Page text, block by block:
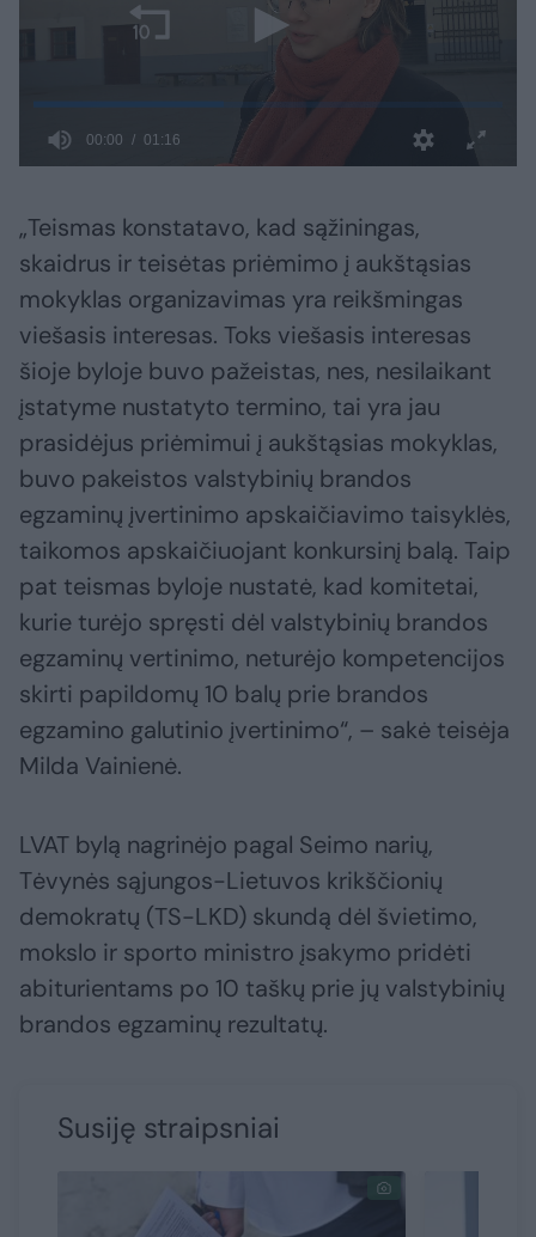
„Teismas konstatavo, kad sąžiningas,
skaidrus ir teisėtas priėmimo į aukštąsias
mokyklas organizavimas yra reikšmingas
viešasis interesas. Toks viešasis interesas
šioje byloje buvo pažeistas, nes, nesilaikant
įstatyme nustatyto termino, tai yra jau
prasidėjus priėmimui į aukštąsias mokyklas,
buvo pakeistos valstybinių brandos
egzaminų įvertinimo apskaičiavimo taisyklės,
taikomos apskaičiuojant konkursinį balą. Taip
pat teismas byloje nustatė, kad komitetai,
kurie turėjo spręsti dėl valstybinių brandos
egzaminų vertinimo, neturėjo kompetencijos
skirti papildomų 10 balų prie brandos
egzamino galutinio įvertinimo“, – sakė teisėja
Milda Vainienė.
LVAT bylą nagrinėjo pagal Seimo narių,
Tėvynės sąjungos-Lietuvos krikščionių
demokratų (TS-LKD) skundą dėl švietimo,
mokslo ir sporto ministro įsakymo pridėti
abiturientams po 10 taškų prie jų valstybinių
brandos egzaminų rezultatų.
Susiję straipsniai